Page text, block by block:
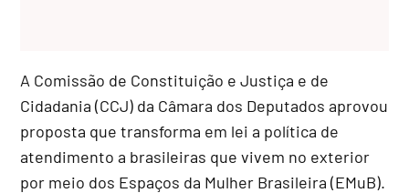
A Comissão de Constituição e Justiça e de
Cidadania (CCJ) da Câmara dos Deputados aprovou
proposta que transforma em lei a política de
atendimento a brasileiras que vivem no exterior
por meio dos Espaços da Mulher Brasileira (EMuB).